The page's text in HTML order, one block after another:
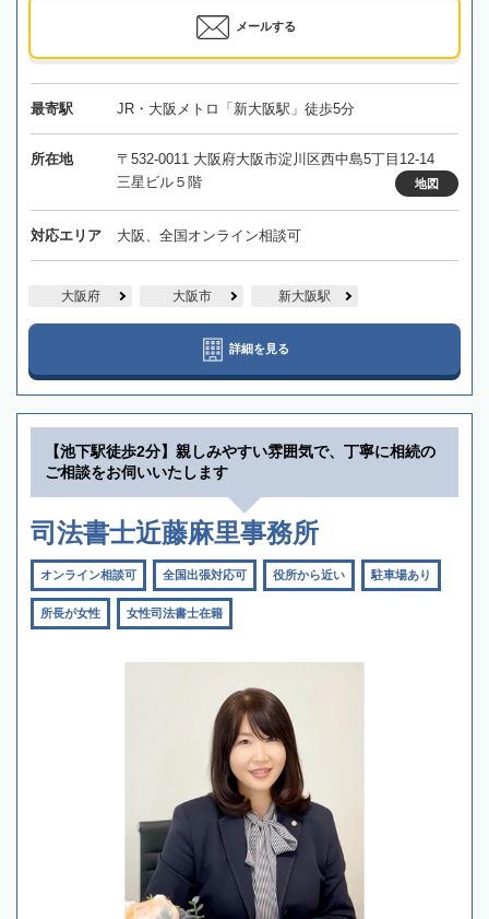
メールする
最寄駅 JR・大阪メトロ「新大阪駅」徒歩5分
所在地
〒532-0011 大阪府大阪市淀川区西中島5丁目12-14
三星ビル５階
地図
対応エリア 大阪、全国オンライン相談可
大阪府 大阪市 新大阪駅
詳細を見る
【池下駅徒歩2分】親しみやすい雰囲気で、丁寧に相続の
ご相談をお伺いいたします
司法書士近藤麻里事務所
オンライン相談可 全国出張対応可 役所から近い 駐車場あり
所長が女性 女性司法書士在籍